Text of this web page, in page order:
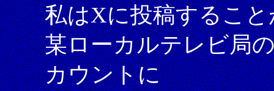
私はXに投稿するこ
某ローカルテレビ局
カウントに